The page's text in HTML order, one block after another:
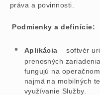
práva a povinnosti.
Podmienky a definície:
Aplikácia – softvér
prenosných
fungujú na
najmä na mobilných
využívanie Služby.